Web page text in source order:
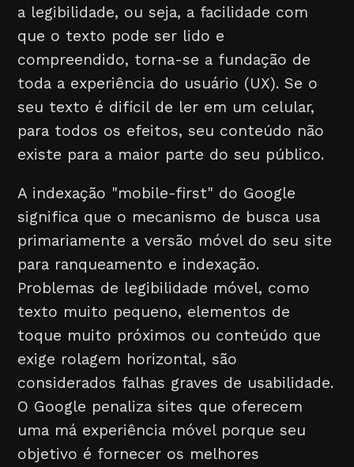
a legibilidade, ou seja, a facilidade com
que o texto pode ser lido e
compreendido, torna-se a fundação de
toda a experiência do usuário (UX). Se o
seu texto é difícil de ler em um celular,
para todos os efeitos, seu conteúdo não
existe para a maior parte do seu público.
A indexação "mobile-first" do Google
significa que o mecanismo de busca usa
primariamente a versão móvel do seu site
para ranqueamento e indexação.
Problemas de legibilidade móvel, como
texto muito pequeno, elementos de
toque muito próximos ou conteúdo que
exige rolagem horizontal, são
considerados falhas graves de usabilidade.
O Google penaliza sites que oferecem
uma má experiência móvel porque seu
objetivo é fornecer os melhores